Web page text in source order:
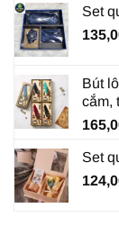
Set
Bút
cắm,
Set